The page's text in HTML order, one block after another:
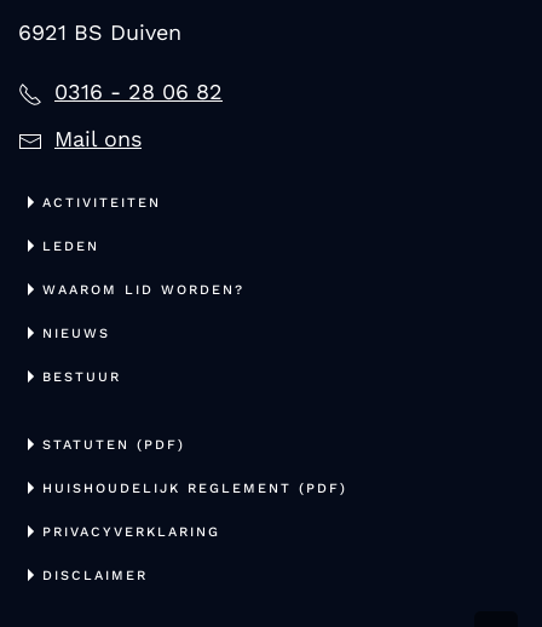
6921 BS Duiven
0316 - 28 06 82
Mail ons
ACTIVITEITEN
LEDEN
WAAROM LID WORDEN?
NIEUWS
BESTUUR
STATUTEN (PDF)
HUISHOUDELIJK REGLEMENT (PDF)
PRIVACYVERKLARING
DISCLAIMER